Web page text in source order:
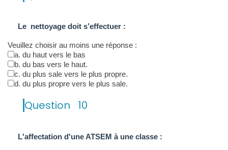
Le nettoyage doit s’effectuer :
Veuillez choisir au moins une réponse :
a. du haut vers le bas
b. du bas vers le haut.
c. du plus sale vers le plus propre.
d. du plus propre vers le plus sale.
Question 10
L'affectation d'une ATSEM à une classe :